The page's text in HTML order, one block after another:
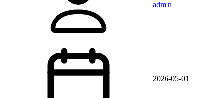
admin
2026-05-01